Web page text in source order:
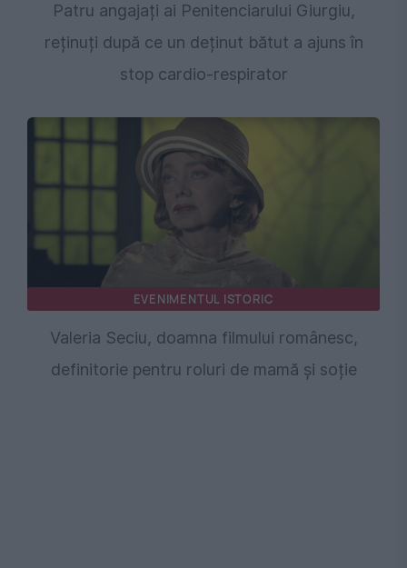
Patru angajați ai Penitenciarului Giurgiu,
reținuți după ce un deținut bătut a ajuns în
stop cardio-respirator
EVENIMENTUL ISTORIC
Valeria Seciu, doamna filmului românesc,
definitorie pentru roluri de mamă și soție